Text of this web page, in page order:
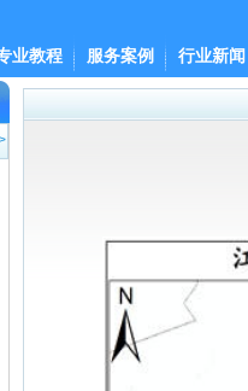
业教程 服务案例 行业新闻